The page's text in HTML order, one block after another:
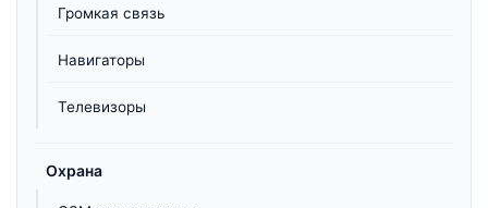
Громкая связь
Навигаторы
Телевизоры
Охрана